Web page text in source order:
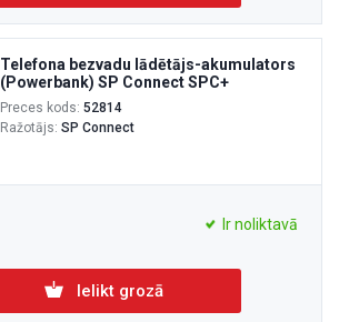
Telefona bezvadu lādētājs-akumulators
(Powerbank) SP Connect SPC+
Preces kods: 52814
Ražotājs: SP Connect
Ir noliktavā
Ielikt grozā